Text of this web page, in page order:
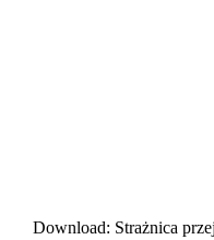
Download: Strażnica